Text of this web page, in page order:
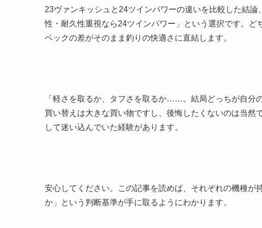
23ヴァンキッシュと24ツインパワーの違いを比較した結
性・耐久性重視なら24ツインパワー」という選択です。
ペックの差がそのまま釣りの快適さに直結します。
「軽さを取るか、タフさを取るか……。結局どっちが自分
買い替えは大きな買い物ですし、後悔したくないのは当
して迷い込んでいた経験があります。
安心してください。この記事を読めば、それぞれの機種が
か」という判断基準が手に取るようにわかります。